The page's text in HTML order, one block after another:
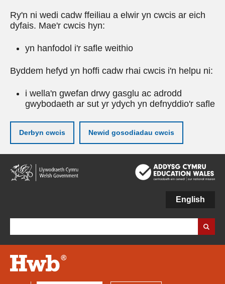
Ry'n ni wedi cadw ffeiliau a elwir yn cwcis ar eich
dyfais. Mae'r cwcis hyn:
yn hanfodol i'r safle weithio
Byddem hefyd yn hoffi cadw rhai cwcis i'n helpu ni:
i wella'n gwefan drwy gasglu ac adrodd
gwybodaeth ar sut yr ydych yn defnyddio'r safle
Derbyn cwcis Newid gosodiadau cwcis
Neidio
i'r
prif
English